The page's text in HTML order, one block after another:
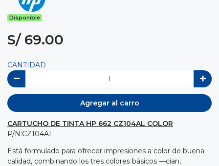
Disponible
S/ 69.00
CANTIDAD
Agregar al carro
CARTUCHO DE TINTA HP 662 CZ104AL COLOR
P/N:CZ104AL
Está formulado para ofrecer impresiones a color de buena
calidad, combinando los tres colores básicos —cian,